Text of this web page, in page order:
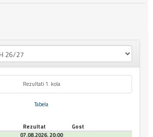
Rezultati 1. kola
Tabela
Rezultat
Gost
07.08.2026. 20:00